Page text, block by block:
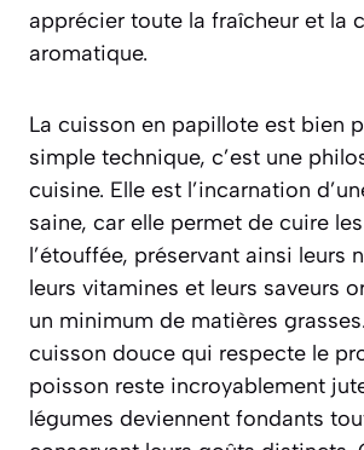
apprécier toute la fraîcheur et la
aromatique.
La cuisson en papillote est bien
simple technique, c’est une
cuisine. Elle est l’incarnation
saine, car elle permet de cuire
l’étouffée, préservant ainsi leurs
leurs vitamines et leurs saveurs
un minimum de matières
cuisson douce qui respecte le
poisson reste incroyablement
légumes deviennent fondants